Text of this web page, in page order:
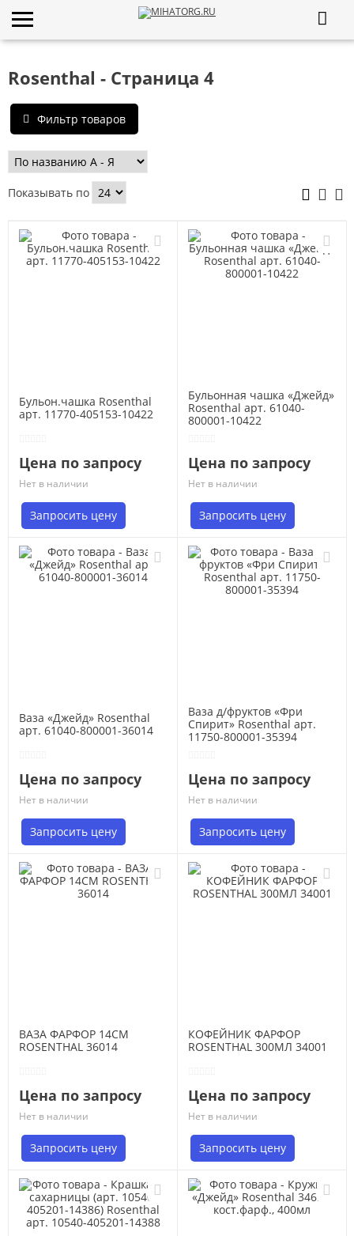
Rosenthal - Страница 4
Фильтр товаров
Показывать по
Бульон.чашка Rosenthal
арт. 11770-405153-10422
Цена по запросу
Нет в наличии
Запросить цену
Бульонная чашка «Джейд»
Rosenthal арт. 61040-
800001-10422
Цена по запросу
Нет в наличии
Запросить цену
Ваза «Джейд» Rosenthal
арт. 61040-800001-36014
Цена по запросу
Нет в наличии
Запросить цену
Ваза д/фруктов «Фри
Спирит» Rosenthal арт.
11750-800001-35394
Цена по запросу
Нет в наличии
Запросить цену
ВАЗА ФАРФОР 14СМ
ROSENTHAL 36014
Цена по запросу
Нет в наличии
Запросить цену
КОФЕЙНИК ФАРФОР
ROSENTHAL 300МЛ 34001
Цена по запросу
Нет в наличии
Запросить цену